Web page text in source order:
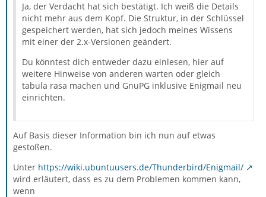
Ja, der Verdacht hat sich bestätigt. Ich weiß die Details
nicht mehr aus dem Kopf. Die Struktur, in der Schlüssel
gespeichert werden, hat sich jedoch meines Wissens
mit einer der 2.x-Versionen geändert.
Du könntest dich entweder dazu einlesen, hier auf
weitere Hinweise von anderen warten oder gleich
tabula rasa machen und GnuPG inklusive Enigmail neu
einrichten.
Auf Basis dieser Information bin ich nun auf etwas
gestoßen.
Unter https://wiki.ubuntuusers.de/Thunderbird/Enigmail/
wird erläutert, dass es zu dem Problemen kommen kann,
wenn